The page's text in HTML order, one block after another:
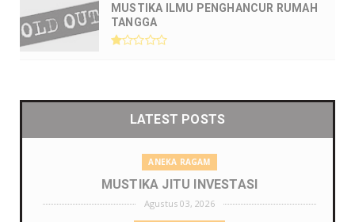
MUSTIKA ILMU PENGHANCUR RUMAH
TANGGA
LATEST POSTS
ANEKA RAGAM
MUSTIKA JITU INVESTASI
Agustus 03, 2026